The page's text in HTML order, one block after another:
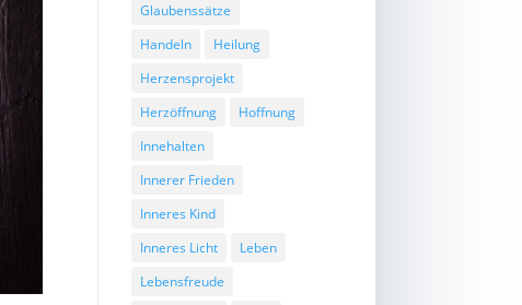
Glaubenssätze
Handeln
Heilung
Herzensprojekt
Herzöffnung
Hoffnung
Innehalten
Innerer Frieden
Inneres Kind
Inneres Licht
Leben
Lebensfreude